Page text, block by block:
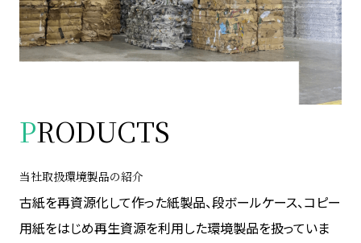
PRODUCTS
当社取扱環境製品の紹介
古紙を再資源化して作った紙製品、段ボールケース、コピー
用紙をはじめ再生資源を利用した環境製品を扱っていま